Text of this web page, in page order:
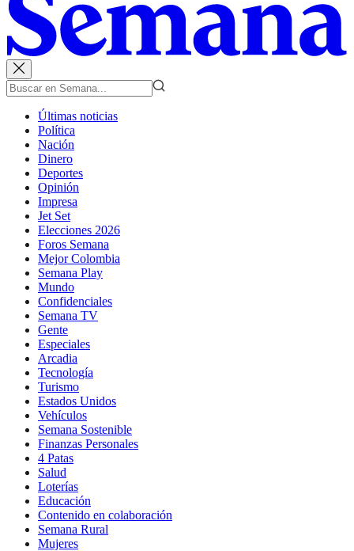
Últimas noticias
Política
Nación
Dinero
Deportes
Opinión
Impresa
Jet Set
Elecciones 2026
Foros Semana
Mejor Colombia
Semana Play
Mundo
Confidenciales
Semana TV
Gente
Especiales
Arcadia
Tecnología
Turismo
Estados Unidos
Vehículos
Semana Sostenible
Finanzas Personales
4 Patas
Salud
Loterías
Educación
Contenido en colaboración
Semana Rural
Mujeres